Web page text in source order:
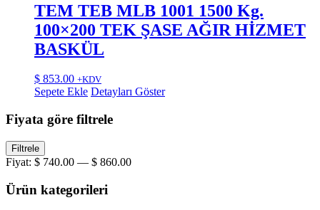
TEM TEB MLB 1001 1500 Kg.
100×200 TEK ŞASE AĞIR HİZMET
BASKÜL
$ 853.00 +KDV
Sepete Ekle Detayları Göster
Fiyata göre filtrele
En
düşük
fiyat
En
yüksek
fiyat
Filtrele
Fiyat: $ 740.00 — $ 860.00
Ürün kategorileri